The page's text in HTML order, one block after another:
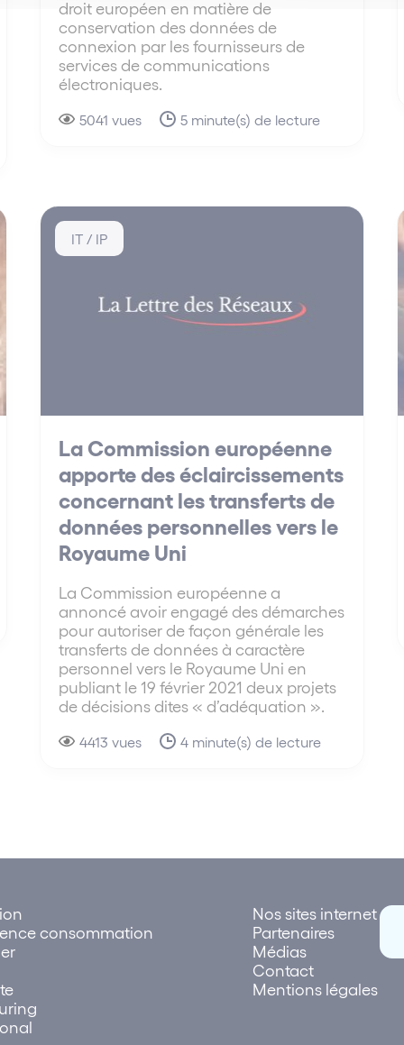
droit européen en matière de
conservation des données de
connexion par les fournisseurs de
services de communications
électroniques.
5041 vues 5 minute(s) de lecture
IT / IP
La Commission européenne
apporte des éclaircissements
concernant les transferts de
données personnelles vers le
Royaume Uni
La Commission européenne a
annoncé avoir engagé des démarches
pour autoriser de façon générale les
transferts de données à caractère
personnel vers le Royaume Uni en
publiant le 19 février 2021 deux projets
de décisions dites « d’adéquation ».
4413 vues 4 minute(s) de lecture
consommation
Nos sites internet
Partenaires
Médias
Contact
Mentions légales